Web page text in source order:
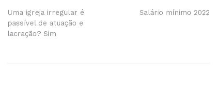
Navegação
de
Uma igreja irregular é
passível de atuação e
lacração? Sim
Salário mínimo 2022